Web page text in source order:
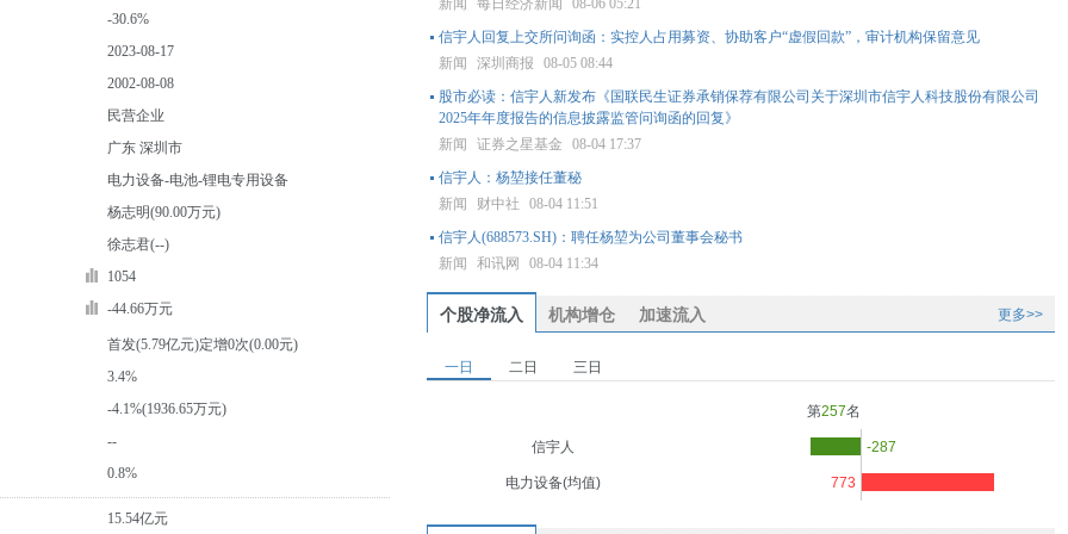
-30.6%
2023-08-17
2002-08-08
民营企业
广东 深圳市
电力设备-电池-锂电专用设备
杨志明(90.00万元)
徐志君(--)
1054
-44.66万元
首发(5.79亿元)定增0次(0.00元)
3.4%
-4.1%(1936.65万元)
--
0.8%
15.54亿元
新闻 每日经济新闻
08-06 05:21
信宇人回复上交所问询函：实控人占用募资、协助客户“虚假回款”，审计机构保留意见
新闻
深圳商报
08-05 08:44
股市必读：信宇人新发布《国联民生证券承销保荐有限公司关于深圳市信宇人科技股份有限公司
2025年年度报告的信息披露监管问询函的回复》
新闻
证券之星基金
08-04 17:37
信宇人：杨堃接任董秘
新闻
财中社
08-04 11:51
信宇人(688573.SH)：聘任杨堃为公司董事会秘书
新闻
和讯网 08-04 11:34
个股净流入 机构增仓 加速流入 更多>>
一日 二日 三日
第257名
信宇人 -287
电力设备(均值) 773